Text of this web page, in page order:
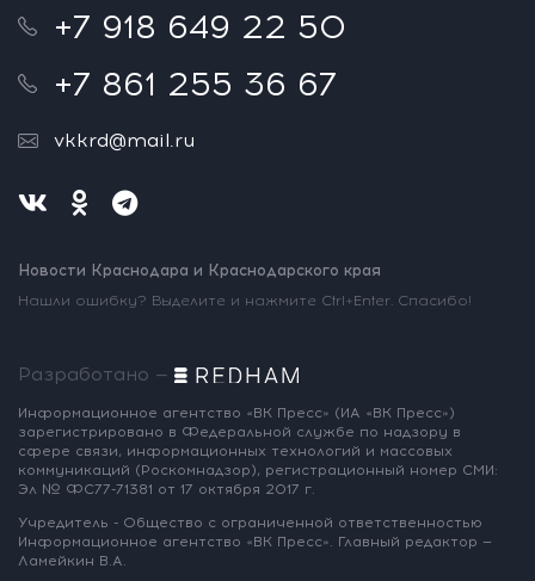
+7 918 649 22 50
+7 861 255 36 67
vkkrd@mail.ru
Новости Краснодара и Краснодарского края
Нашли ошибку? Выделите и нажмите Ctrl+Enter. Спасибо!
Разработано —
Информационное агентство «ВК Пресс» (ИА «ВК Пресс»)
зарегистрировано в Федеральной службе по надзору в
сфере связи, информационных технологий и массовых
коммуникаций (Роскомнадзор), регистрационный номер СМИ:
Эл № ФС77-71381 от 17 октября 2017 г.
Учредитель - Общество с ограниченной ответственностью
Информационное агентство «ВК Пресс». Главный редактор —
Ламейкин В.А.